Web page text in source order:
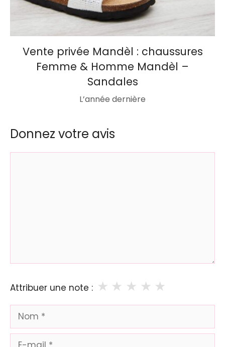
Vente privée Mandèl : chaussures
Femme & Homme Mandèl –
Sandales
L’année dernière
Donnez votre avis
Attribuer une note : ★
★
★
★
★
Nom